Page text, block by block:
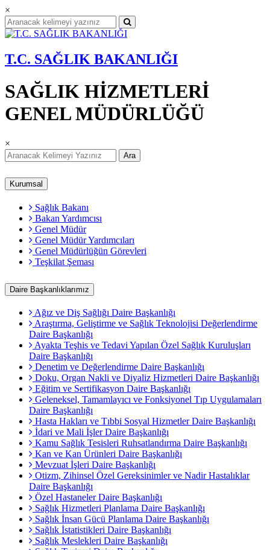
×
T.C. SAĞLIK BAKANLIĞI
SAĞLIK HİZMETLERİ
GENEL MÜDÜRLÜĞÜ
×
Ara
Kurumsal
Sağlık Bakanı
Bakan Yardımcısı
Genel Müdür
Genel Müdür Yardımcıları
Genel Müdürlüğün Görevleri
Teşkilat Şeması
Daire Başkanlıklarımız
Ağız ve Diş Sağlığı Daire Başkanlığı
Araştırma, Geliştirme ve Sağlık Teknolojisi Değerlendirme
Daire Başkanlığı
Ayakta Teşhis ve Tedavi Yapılan Özel Sağlık Kuruluşları
Daire Başkanlığı
Denetim ve Değerlendirme Daire Başkanlığı
Doku, Organ Nakli ve Diyaliz Hizmetleri Daire Başkanlığı
Eğitim ve Sertifikasyon Daire Başkanlığı
Geleneksel, Tamamlayıcı ve Fonksiyonel Tıp Uygulamaları
Daire Başkanlığı
Hasta Hakları ve Tıbbi Sosyal Hizmetler Daire Başkanlığı
İdari ve Mali İşler Daire Başkanlığı
Kamu Sağlık Tesisleri Ruhsatlandırma Daire Başkanlığı
Kan ve Kan Ürünleri Daire Başkanlığı
Mevzuat İşleri Daire Başkanlığı
Otizm, Zihinsel Özel Gereksinimler ve Nadir Hastalıklar
Daire Başkanlığı
Özel Hastaneler Daire Başkanlığı
Sağlık Hizmetleri Planlama Daire Başkanlığı
Sağlık İnsan Gücü Planlama Daire Başkanlığı
Sağlık İstatistikleri Daire Başkanlığı
Sağlık Meslekleri Daire Başkanlığı